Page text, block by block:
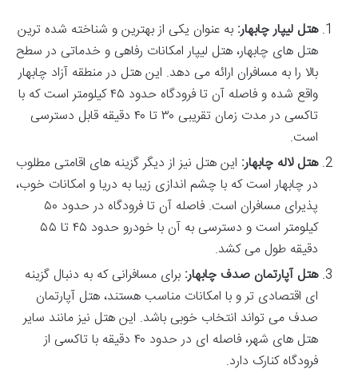
هتل لیپار چابهار: به عنوان یکی از بهترین و شناخته شده ترین
هتل های چابهار، هتل لیپار امکانات رفاهی و خدماتی در سطح
بالا را به مسافران ارائه می دهد. این هتل در منطقه آزاد چابهار
واقع شده و فاصله آن تا فرودگاه حدود ۴۵ کیلومتر است که با
تاکسی در مدت زمان تقریبی ۳۰ تا ۴۰ دقیقه قابل دسترسی
است.
هتل لاله چابهار: این هتل نیز از دیگر گزینه های اقامتی مطلوب
در چابهار است که با چشم اندازی زیبا به دریا و امکانات خوب،
پذیرای مسافران است. فاصله آن تا فرودگاه در حدود ۵۰
کیلومتر است و دسترسی به آن با خودرو حدود ۴۵ تا ۵۵
دقیقه طول می کشد.
هتل آپارتمان صدف چابهار: برای مسافرانی که به دنبال گزینه
ای اقتصادی تر و با امکانات مناسب هستند، هتل آپارتمان
صدف می تواند انتخاب خوبی باشد. این هتل نیز مانند سایر
هتل های شهر، فاصله ای در حدود ۴۰ دقیقه با تاکسی از
فرودگاه کنارک دارد.